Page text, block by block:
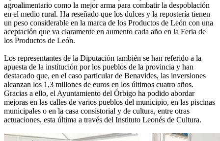
agroalimentario como la mejor arma para combatir la despoblación
en el medio rural. Ha reseñado que los dulces y la repostería tienen
un peso considerable en la marca de los Productos de León con una
aceptación que va claramente en aumento cada año en la Feria de
los Productos de León.
Los representantes de la Diputación también se han referido a la
apuesta de la institución por los pueblos de la provincia y han
destacado que, en el caso particular de Benavides, las inversiones
alcanzan los 1,3 millones de euros en los últimos cuatro años.
Gracias a ello, el Ayuntamiento del Órbigo ha podido abordar
mejoras en las calles de varios pueblos del municipio, en las piscinas
municipales o en la casa consistorial y de cultura, entre otras
actuaciones, esta última a través del Instituto Leonés de Cultura.